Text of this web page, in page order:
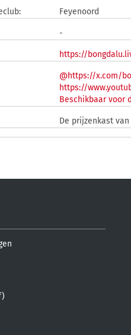
Feyenoord
-
https://
@https://x.com/
https://
Beschikbaar voor
De prijzenkast